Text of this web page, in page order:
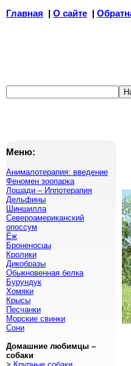
Главная | О сайте |
Меню:
Анималотерапия: введение
Феномен зоопарка
Лошади – Иппотерапия
Дельфины
Шиншилла
Североамериканский
опоссум
Ёж
Броненосцы
Кролики
Дикобразы
Обыкновенная белка
Бурундук
Хомяки
Крысы
Песчанки
Морские свинки
Сони
Домашние любимцы –
собаки